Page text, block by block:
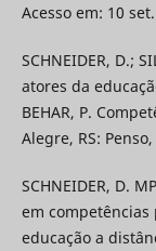
Acesso em: 10
SCHNEIDER, D.;
atores da
BEHAR, P.
Alegre, RS:
SCHNEIDER, D.
em
educação a